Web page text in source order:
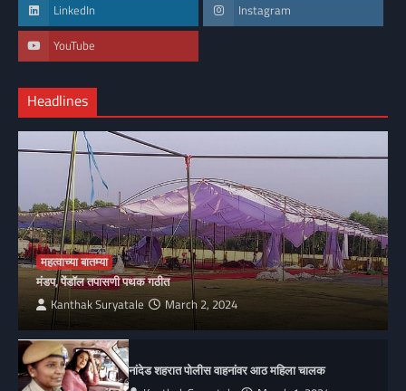
LinkedIn Instagram
YouTube
Headlines
महत्वाच्या बातम्या
मंडप, पेंडॉल तपासणी पथक गठीत
Kanthak Suryatale March 2, 2024
नांदेड शहरात पोलीस वाहनांवर आठ महिला चालक